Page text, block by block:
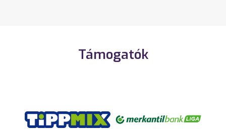
Támogatók